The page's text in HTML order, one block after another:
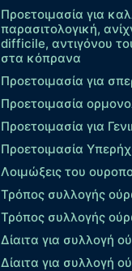
Προετοιμασία για
παρασιτολογική,
difficile, αντιγόνου
στα κόπρανα
Προετοιμασία για
Προετοιμασία
Προετοιμασία για
Προετοιμασία
Λοιμώξεις του
Τρόπος συλλογής
Τρόπος συλλογής
Δίαιτα για συλλογή
Δίαιτα για συλλογή